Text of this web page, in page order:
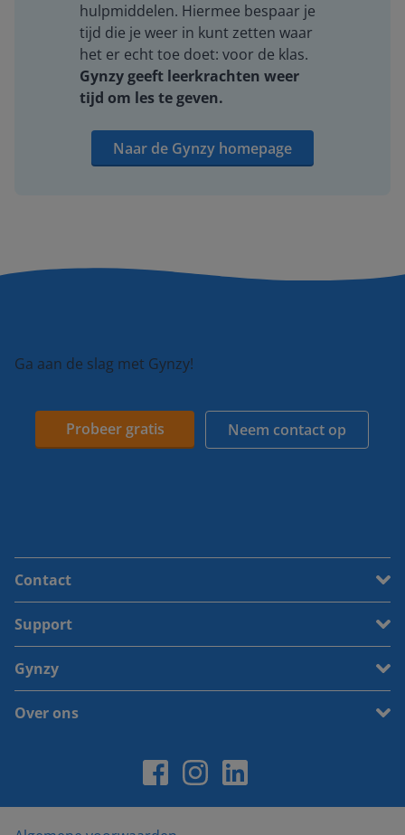
hulpmiddelen. Hiermee bespaar je
tijd die je weer in kunt zetten waar
het er echt toe doet: voor de klas.
Gynzy geeft leerkrachten weer
tijd om les te geven.
Naar de Gynzy homepage
Ga aan de slag met Gynzy!
Probeer gratis Neem contact op
Contact
Support
Gynzy
Over ons